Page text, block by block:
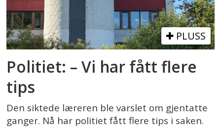
PLUSS
Politiet: – Vi har fått flere
tips
Den siktede læreren ble varslet om gjentatte
ganger. Nå har politiet fått flere tips i saken.